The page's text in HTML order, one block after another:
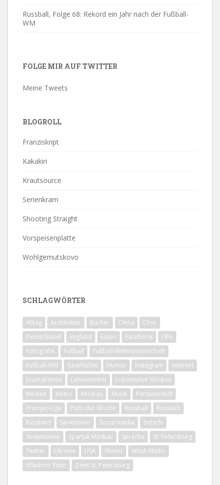
Russball, Folge 68: Rekord ein Jahr nach der Fußball-
WM
FOLGE MIR AUF TWITTER
Meine Tweets
BLOGROLL
Franziskript
Kakakiri
Krautsource
Serienkram
Shooting Straight
Vorspeisenplatte
Wohlgemutskovo
SCHLAGWÖRTER
Alltag Architektur Bücher China
Chor
Deutschland
England Essen Facebook
FIFA
Fotografie
Fußball
Fußball-Weltmeisterschaft
Fußball-WM
Geschichte Humor Instagram
Internet
Journalismus
Lebensmittel
Lokomotive Moskau
Medien
Metro Moskau Musik
Personenkult
Premjer-Liga
Putin der Woche Russball
Russisch
Russland
Sanktionen Social media
Sotschi
Sowjetunion
Spartak Moskau Sprache
St. Petersburg
Twitter
Ukraine USA Winter
Witali Mutko
Wladimir Putin
Zenit St. Petersburg